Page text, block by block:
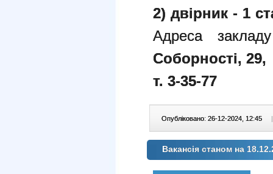
2) двірник - 1
Адреса
Соборності, 29,
т. 3-35-77
Опубліковано: 26-12-2024, 12:45 |
Вакансія станом на